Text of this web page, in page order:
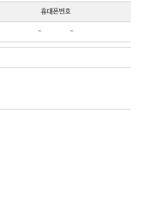
휴대폰번호
- -